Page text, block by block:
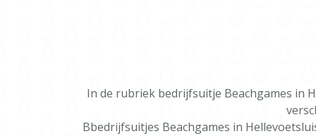
In de rubriek bedrijfsuitje Beachgames in
Bbedrijfsuitjes Beachgames in